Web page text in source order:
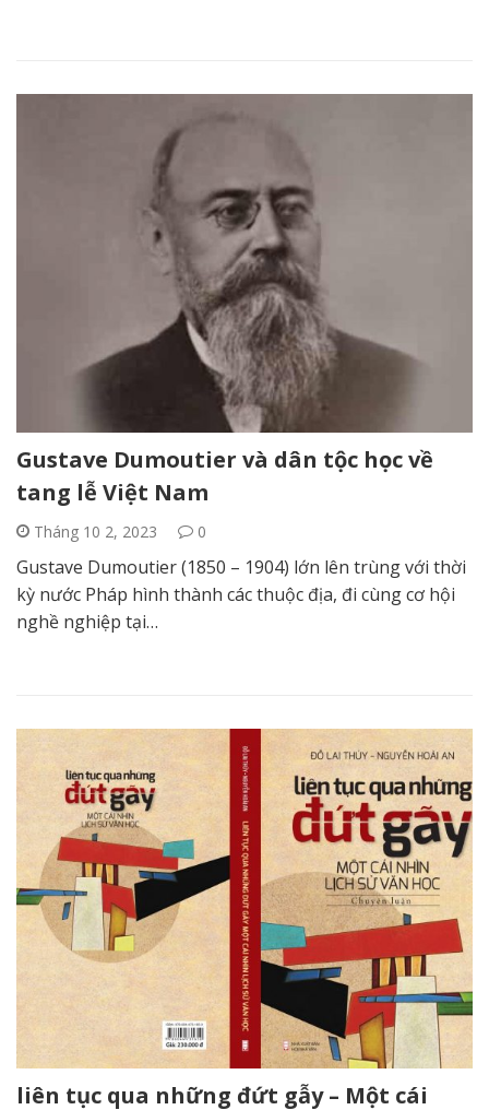
Gustave Dumoutier và dân tộc học về
tang lễ Việt Nam
Tháng 10 2, 2023 0
Gustave Dumoutier (1850 – 1904) lớn lên trùng với thời
kỳ nước Pháp hình thành các thuộc địa, đi cùng cơ hội
nghề nghiệp tại…
liên tục qua những đứt gẫy – Một cái